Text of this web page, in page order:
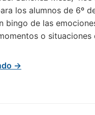
los alumnos de 6º
bingo de las
o
→